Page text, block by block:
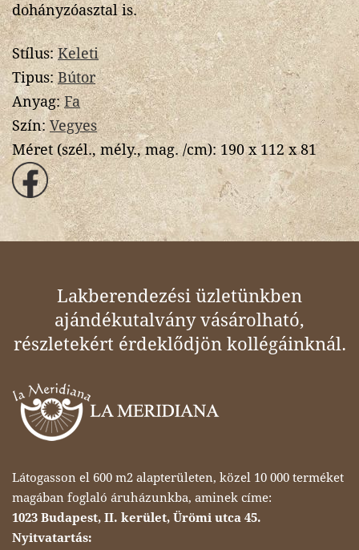
dohányzóasztal is.
Stílus:Keleti
Tipus:Bútor
Anyag:Fa
Szín: Vegyes
Méret (szél., mély., mag. /cm):190 x 112 x 81
Lakberendezési üzletünkben
ajándékutalvány vásárolható,
részletekért érdeklődjön kollégáinknál.
Látogasson el 600 m2 alapterületen, közel 10 000 terméket
magában foglaló áruházunkba, aminek címe:
1023 Budapest, II. kerület, Ürömi utca 45.
Nyitvatartás: